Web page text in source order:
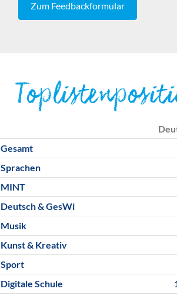
Zum Feedbackformular
Gesamt
Sprachen
MINT
Deutsch & GesWi
Musik
Kunst & Kreativ
Sport
Digitale Schule